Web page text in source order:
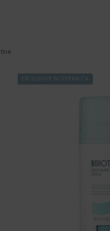
EXCLUSIVITÉ BIOTHERM.CA